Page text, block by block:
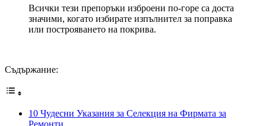
Всички тези препоръки изброени по-горе са доста
значими, когато избирате изпълнител за поправка
или построяването на покрива.
Съдържание:
10 Чудесни Указания за Селекция на Фирмата за
Ремонти